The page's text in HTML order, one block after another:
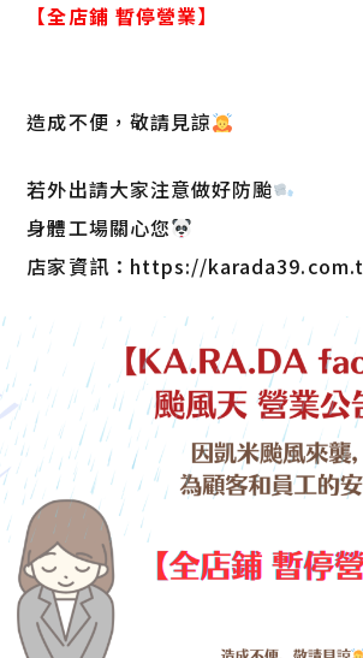
【全店鋪 暫停營業】
造成不便，敬請見諒
若外出請大家注意做好防颱
身體工場關心您
店家資訊：https://